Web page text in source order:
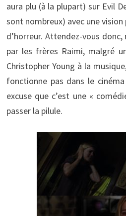
aura plu (à la plupart) sur Evil
sont nombreux) avec une
d’horreur. Attendez-vous
par les frères Raimi, malgré
Christopher Young à la
fonctionne pas dans le
excuse que c’est une «
passer la pilule.